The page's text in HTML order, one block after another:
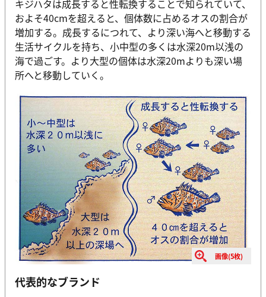
キジハタは成長すると性転換することで知られていて、
およそ40cmを超えると、個体数に占めるオスの割合が
増加する。成長するにつれて、より深い海へと移動する
生活サイクルを持ち、小中型の多くは水深20m以浅の
海で過ごす。より大型の個体は水深20mよりも深い場
所へと移動していく。
画像(5枚)
代表的なブランド